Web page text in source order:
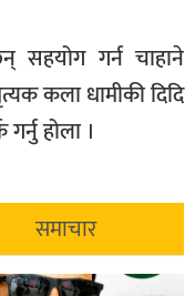
सहयोग गर्न चाहाने
कला धामीकी दिदि
होला ।
समाचार